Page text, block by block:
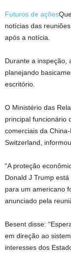
Futuros de ações
notícias das
após a notícia.
Durante a inspeção,
planejando
escritório.
O Ministério das
principal funcionário
comerciais da
Switzerland,
“A proteção
Donald J Trump
para um americano
anunciado pela
Besent disse:
em direção ao
interesses dos